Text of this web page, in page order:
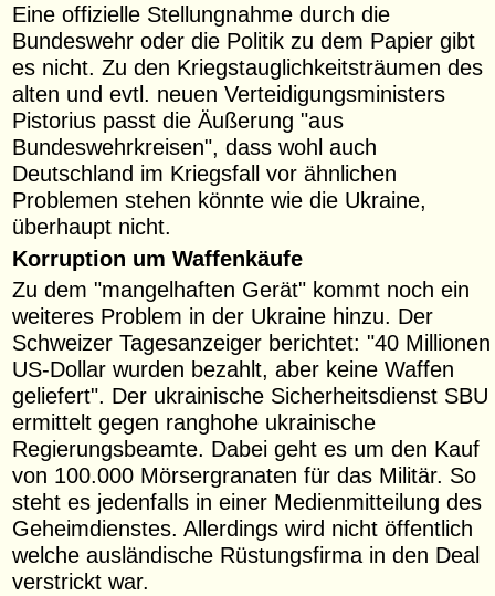
Eine offizielle Stellungnahme durch die
Bundeswehr oder die Politik zu dem Papier gibt
es nicht. Zu den Kriegstauglichkeitsträumen des
alten und evtl. neuen Verteidigungsministers
Pistorius passt die Äußerung "aus
Bundeswehrkreisen", dass wohl auch
Deutschland im Kriegsfall vor ähnlichen
Problemen stehen könnte wie die Ukraine,
überhaupt nicht.
Korruption um Waffenkäufe
Zu dem "mangelhaften Gerät" kommt noch ein
weiteres Problem in der Ukraine hinzu. Der
Schweizer Tagesanzeiger berichtet: "40 Millionen
US-Dollar wurden bezahlt, aber keine Waffen
geliefert". Der ukrainische Sicherheitsdienst SBU
ermittelt gegen ranghohe ukrainische
Regierungsbeamte. Dabei geht es um den Kauf
von 100.000 Mörsergranaten für das Militär. So
steht es jedenfalls in einer Medienmitteilung des
Geheimdienstes. Allerdings wird nicht öffentlich
welche ausländische Rüstungsfirma in den Deal
verstrickt war.